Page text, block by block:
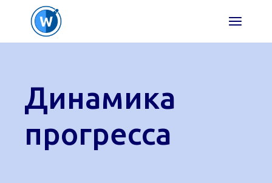
Перейти
содержимому
Динамика
прогресса